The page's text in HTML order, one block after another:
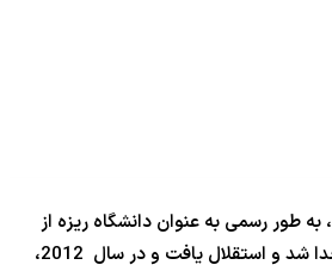
این دانشگاه در سال 2006، به طور رسمی به عنوان دانشگاه ریزه از
دانشگاه فنی دریای سیاه جدا شد و استقلال یافت و در سال 2012،